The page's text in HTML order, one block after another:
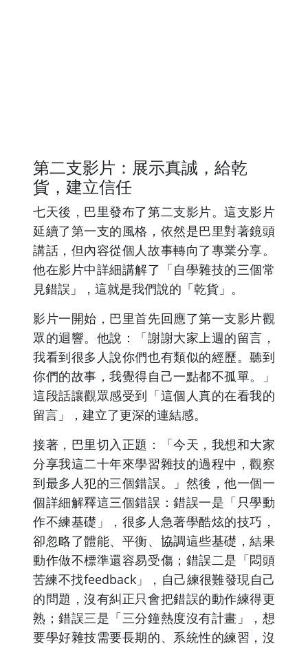
第二支影片：展示真誠，給乾
貨，建立信任
七天後，巴里發布了第二支影片。這支影片
延續了第一支的風格，依然是巴里對著鏡頭
講話，但內容從個人故事轉向了專業分享。
他在影片中詳細講解了「自學雜技的三個常
見錯誤」，這就是我們說的「乾貨」。
影片一開始，巴里首先回應了第一支影片觀
眾的迴響。他說：「謝謝大家上週的留言，
我看到很多人說你們也有類似的經歷。聽到
你們的故事，我覺得自己一點都不孤單。」
這段話讓觀眾感受到「這個人真的在看我的
留言」，建立了更深的連結感。
接著，巴里切入正題：「今天，我想和大家
分享我這二十年來學習雜技的過程中，觀察
到最多人犯的三個錯誤。」然後，他一個一
個詳細解釋這三個錯誤：錯誤一是「只學動
作不練基礎」，很多人急著學酷炫的技巧，
卻忽略了體能、平衡、協調這些基礎，結果
動作做不標準還容易受傷；錯誤二是「悶頭
苦練不找feedback」，自己練很難發現自己
的問題，沒有糾正只會把錯誤的動作練得更
熟；錯誤三是「三分鐘熱度沒有計畫」，想
要學好雜技需要長期的、系統性的練習，沒